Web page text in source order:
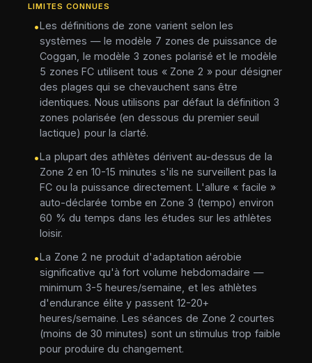
LIMITES CONNUES
•Les définitions de zone varient selon les
systèmes — le modèle 7 zones de puissance de
Coggan, le modèle 3 zones polarisé et le modèle
5 zones FC utilisent tous « Zone 2 » pour désigner
des plages qui se chevauchent sans être
identiques. Nous utilisons par défaut la définition 3
zones polarisée (en dessous du premier seuil
lactique) pour la clarté.
•La plupart des athlètes dérivent au-dessus de la
Zone 2 en 10-15 minutes s'ils ne surveillent pas la
FC ou la puissance directement. L'allure « facile »
auto-déclarée tombe en Zone 3 (tempo) environ
60 % du temps dans les études sur les athlètes
loisir.
•La Zone 2 ne produit d'adaptation aérobie
significative qu'à fort volume hebdomadaire —
minimum 3-5 heures/semaine, et les athlètes
d'endurance élite y passent 12-20+
heures/semaine. Les séances de Zone 2 courtes
(moins de 30 minutes) sont un stimulus trop faible
pour produire du changement.